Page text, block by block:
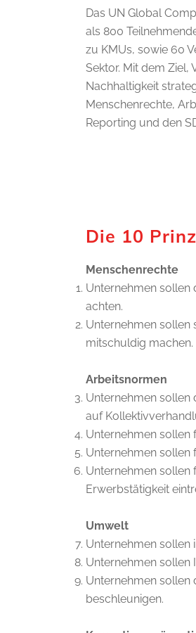
Das UN Global
als 800
zu KMUs, sowie 60
Sektor. Mit dem Ziel,
Nachhaltigkeit
Menschenrechte,
Reporting und den
Die 10
Menschenrechte
Unternehmen sollen
achten.
Unternehmen sollen
mitschuldig machen.
Arbeitsnormen
Unternehmen sollen
auf
Unternehmen sollen
Unternehmen sollen
Unternehmen sollen
Erwerbstätigkeit
Umwelt
Unternehmen
Unternehmen sollen
Unternehmen sollen
beschleunigen.
Hoyerbergstraße 67
telefon: +49 (0) 8382-27
telefax: +49 (0) 8382-27 57